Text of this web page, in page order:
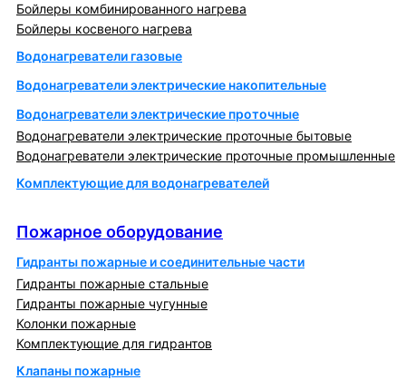
Бойлеры комбинированного нагрева
Бойлеры косвеного нагрева
Водонагреватели газовые
Водонагреватели электрические накопительные
Водонагреватели электрические проточные
Водонагреватели электрические проточные бытовые
Водонагреватели электрические проточные промышленные
Комплектующие для водонагревателей
Пожарное оборудование
Гидранты пожарные и соединительные части
Гидранты пожарные стальные
Гидранты пожарные чугунные
Колонки пожарные
Комплектующие для гидрантов
Клапаны пожарные